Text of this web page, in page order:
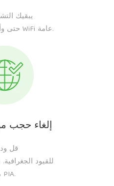
يبقيك
حتى وأنت على شبكة WiFi عامة.
إلغاء حجب
قل
للقيود
مع PIA.